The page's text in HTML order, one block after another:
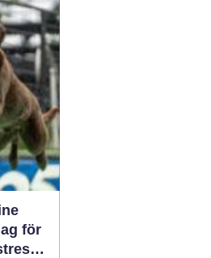
kan
kalla
I
har
för